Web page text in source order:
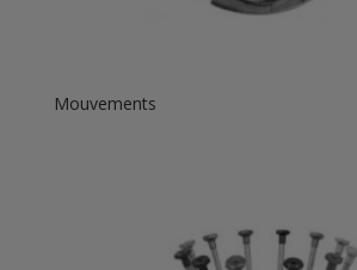
Mouvements